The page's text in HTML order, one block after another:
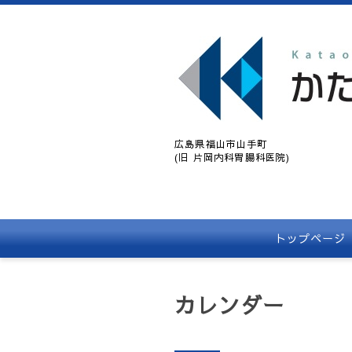
広島県福山市山手町
(旧 片岡内科胃腸科医院)
トップページ
カレンダー